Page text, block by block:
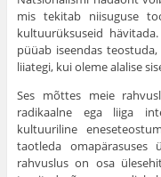
mis tekitab niisuguse
kultuurüksuseid
püüab iseendas
liiategi, kui oleme alalise
Ses mõttes meie
radikaalne ega liiga
kultuuriline
taotleda omapärasuses
rahvuslus on osa